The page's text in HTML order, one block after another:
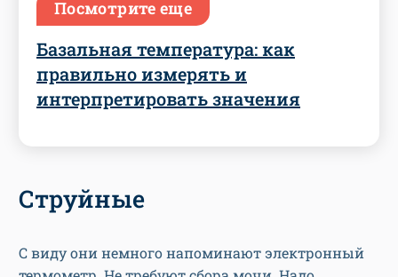
Посмотрите еще
Базальная температура: как
правильно измерять и
интерпретировать значения
Струйные
С виду они немного напоминают электронный